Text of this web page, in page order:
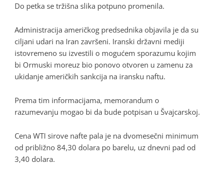
Do petka se tržišna slika potpuno promenila.
Administracija američkog predsednika objavila je da su
ciljani udari na Iran završeni. Iranski državni mediji
istovremeno su izvestili o mogućem sporazumu kojim
bi Ormuski moreuz bio ponovo otvoren u zamenu za
ukidanje američkih sankcija na iransku naftu.
Prema tim informacijama, memorandum o
razumevanju mogao bi da bude potpisan u Švajcarskoj.
Cena WTI sirove nafte pala je na dvomesečni minimum
od približno 84,30 dolara po barelu, uz dnevni pad od
3,40 dolara.